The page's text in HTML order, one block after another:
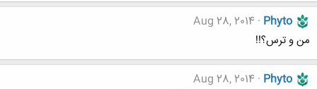
Phyto
Aug 28, 2014
من و ترس؟!!
Phyto
Aug 28, 2014